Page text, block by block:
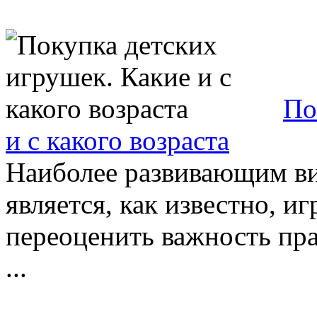
и с какого возраста
Наиболее развивающим
является, как известно,
переоценить важность
...